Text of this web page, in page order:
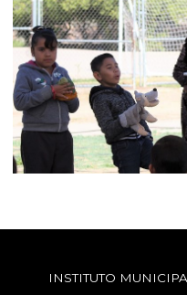
INSTITUTO